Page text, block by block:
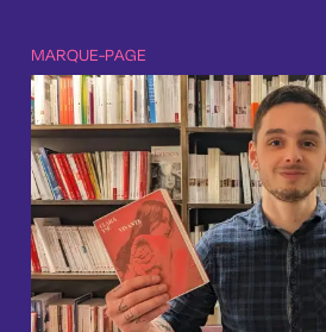
MARQUE-PAGE